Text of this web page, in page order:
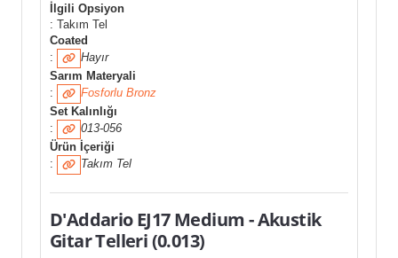
İlgili Opsiyon
: Takım Tel
Coated
:
Hayır
Sarım Materyali
:
Fosforlu Bronz
Set Kalınlığı
:
013-056
Ürün İçeriği
:
Takım Tel
D'Addario EJ17 Medium - Akustik
Gitar Telleri (0.013)